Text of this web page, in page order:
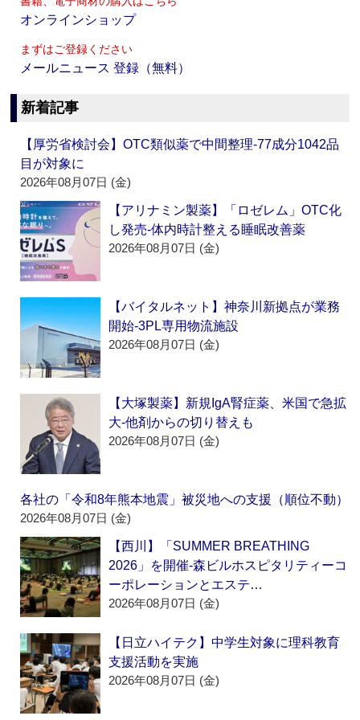
オンラインショップ
まずはご登録ください
メールニュース 登録（無料）
新着記事
【厚労省検討会】OTC類似薬で中間整理‐77成分1042品
目が対象に
2026年08月07日 (金)
【アリナミン製薬】「ロゼレム」OTC化
し発売‐体内時計整える睡眠改善薬
2026年08月07日 (金)
【バイタルネット】神奈川新拠点が業務
開始‐3PL専用物流施設
2026年08月07日 (金)
【大塚製薬】新規IgA腎症薬、米国で急拡
大‐他剤からの切り替えも
2026年08月07日 (金)
各社の「令和8年熊本地震」被災地への支援（順位不動）
2026年08月07日 (金)
【西川】「SUMMER BREATHING
2026」を開催‐森ビルホスピタリティーコ
ーポレーションとエステ…
2026年08月07日 (金)
【日立ハイテク】中学生対象に理科教育
支援活動を実施
2026年08月07日 (金)